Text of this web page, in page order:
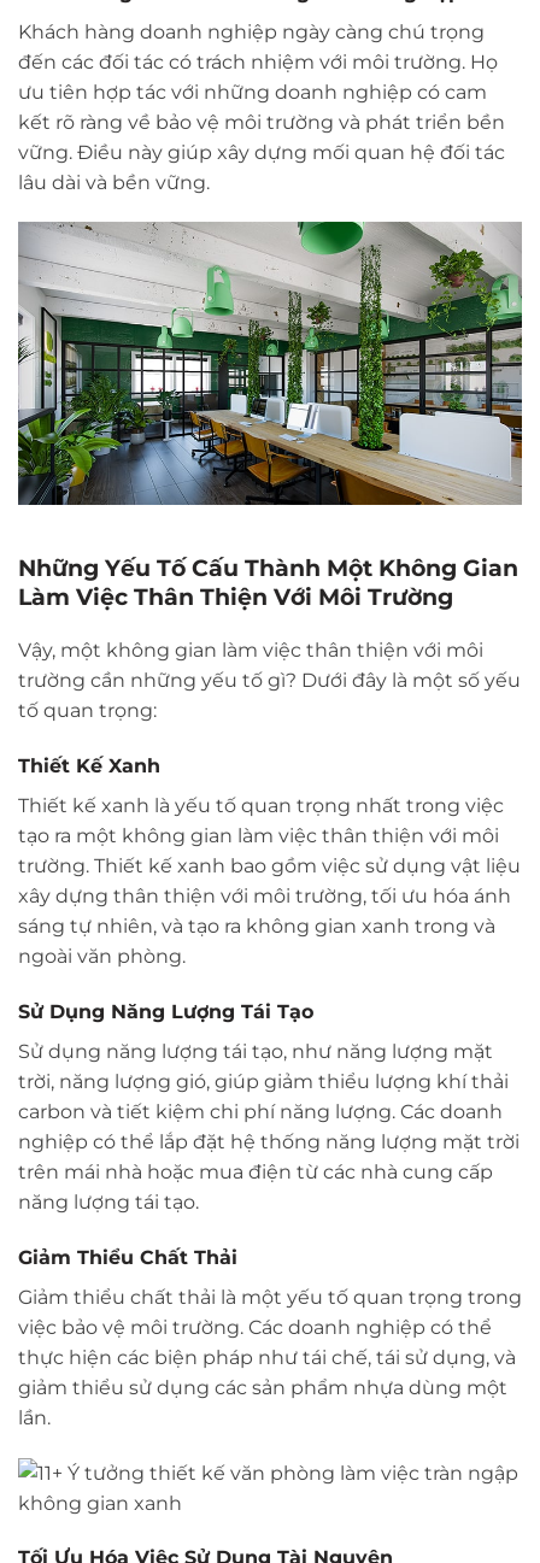
Khách hàng doanh nghiệp ngày càng chú trọng
đến các đối tác có trách nhiệm với môi trường. Họ
ưu tiên hợp tác với những doanh nghiệp có cam
kết rõ ràng về bảo vệ môi trường và phát triển bền
vững. Điều này giúp xây dựng mối quan hệ đối tác
lâu dài và bền vững.
Những Yếu Tố Cấu Thành Một Không Gian
Làm Việc Thân Thiện Với Môi Trường
Vậy, một không gian làm việc thân thiện với môi
trường cần những yếu tố gì? Dưới đây là một số yếu
tố quan trọng:
Thiết Kế Xanh
Thiết kế xanh là yếu tố quan trọng nhất trong việc
tạo ra một không gian làm việc thân thiện với môi
trường. Thiết kế xanh bao gồm việc sử dụng vật liệu
xây dựng thân thiện với môi trường, tối ưu hóa ánh
sáng tự nhiên, và tạo ra không gian xanh trong và
ngoài văn phòng.
Sử Dụng Năng Lượng Tái Tạo
Sử dụng năng lượng tái tạo, như năng lượng mặt
trời, năng lượng gió, giúp giảm thiểu lượng khí thải
carbon và tiết kiệm chi phí năng lượng. Các doanh
nghiệp có thể lắp đặt hệ thống năng lượng mặt trời
trên mái nhà hoặc mua điện từ các nhà cung cấp
năng lượng tái tạo.
Giảm Thiểu Chất Thải
Giảm thiểu chất thải là một yếu tố quan trọng trong
việc bảo vệ môi trường. Các doanh nghiệp có thể
thực hiện các biện pháp như tái chế, tái sử dụng, và
giảm thiểu sử dụng các sản phẩm nhựa dùng một
lần.
Tối Ưu Hóa Việc Sử Dụng Tài Nguyên